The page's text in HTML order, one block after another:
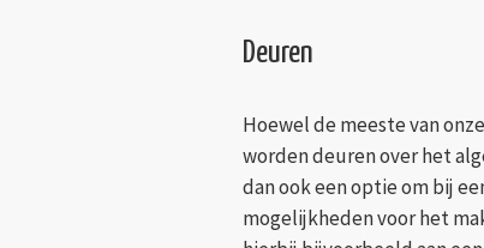
Deuren
Hoewel de meeste van
worden deuren over het
dan ook een optie om bij
mogelijkheden voor het